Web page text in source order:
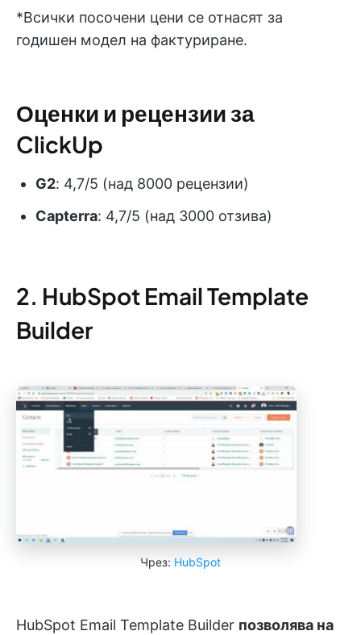
*Всички посочени цени се отнасят за
годишен модел на фактуриране.
Оценки и рецензии за
ClickUp
G2: 4,7/5 (над 8000 рецензии)
Capterra: 4,7/5 (над 3000 отзива)
2. HubSpot Email Template
Builder
Чрез: HubSpot
HubSpot Email Template Builder позволява на